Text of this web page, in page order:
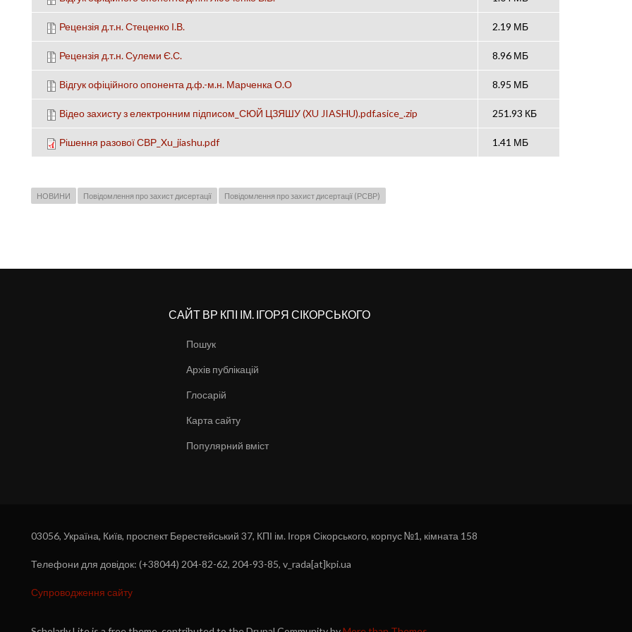
Рецензія д.т.н. Стеценко І.В. 2.19 МБ
Рецензія д.т.н. Сулеми Є.С. 8.96 МБ
Відгук офіційного опонента д.ф.-м.н. Марченка О.О 8.95 МБ
Відео захисту з електронним підписом_СЮЙ ЦЗЯШУ (XU JIASHU).pdf.asice_.zip 251.93 КБ
Рішення разової СВР_Xu_jiashu.pdf 1.41 МБ
НОВИНИ Повідомлення про захист дисертації Повідомлення про захист дисертації (РСВР)
САЙТ ВР КПІ ІМ. ІГОРЯ СІКОРСЬКОГО
Пошук
Архів публікацій
Глосарій
Карта сайту
Популярний вміст
03056, Україна, Київ, проспект Берестейський 37, КПІ ім. Ігоря Сікорського, корпус №1, кімната 158
Телефони для довідок: (+38044) 204-82-62, 204-93-85, v_rada[at]kpi.ua
Супроводження сайту